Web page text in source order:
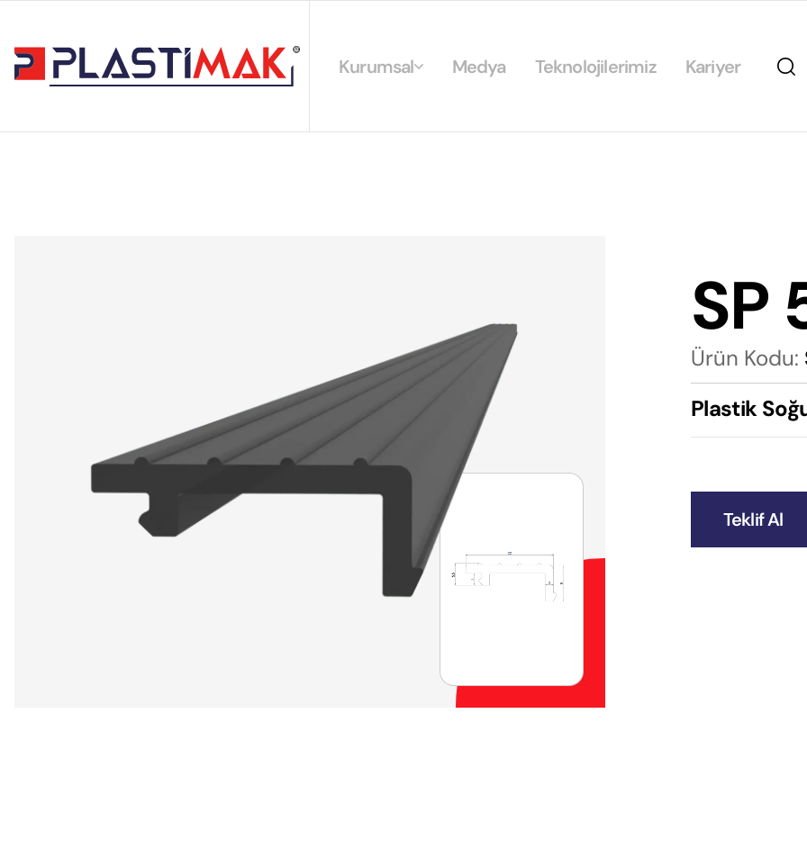
Kurumsal Medya Teknolojilerimiz Kariyer
SP
Ürün Kodu:
Plastik
Teklif Al